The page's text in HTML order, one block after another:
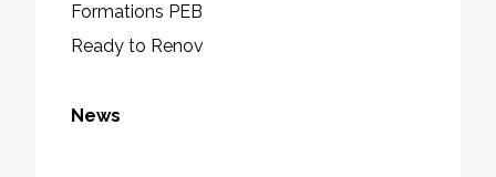
Formations PEB
Ready to Renov
News